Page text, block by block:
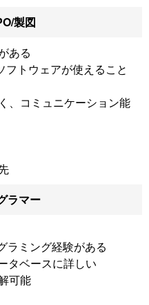
製図
ある
トウェアが使えること
、コミュニケーション能
ラマー
ラミング経験がある
タベースに詳しい
可能